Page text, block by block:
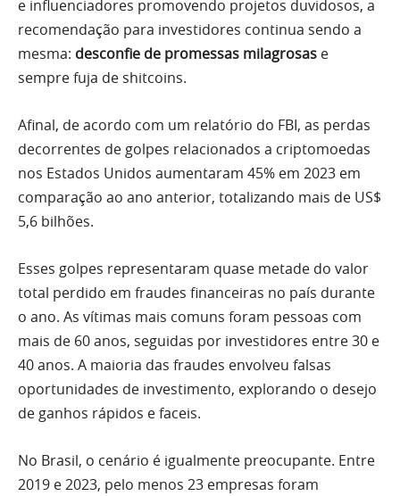
e influenciadores promovendo projetos duvidosos, a
recomendação para investidores continua sendo a
mesma: desconfie de promessas milagrosas e
sempre fuja de shitcoins.
Afinal, de acordo com um relatório do FBI, as perdas
decorrentes de golpes relacionados a criptomoedas
nos Estados Unidos aumentaram 45% em 2023 em
comparação ao ano anterior, totalizando mais de US$
5,6 bilhões.
Esses golpes representaram quase metade do valor
total perdido em fraudes financeiras no país durante
o ano. As vítimas mais comuns foram pessoas com
mais de 60 anos, seguidas por investidores entre 30 e
40 anos. A maioria das fraudes envolveu falsas
oportunidades de investimento, explorando o desejo
de ganhos rápidos e faceis.
No Brasil, o cenário é igualmente preocupante. Entre
2019 e 2023, pelo menos 23 empresas foram